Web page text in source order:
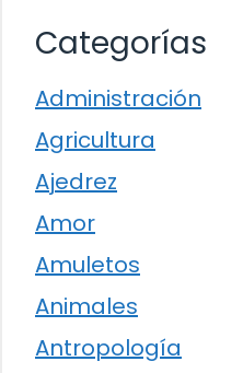
Categorías
Administración
Agricultura
Ajedrez
Amor
Amuletos
Animales
Antropología